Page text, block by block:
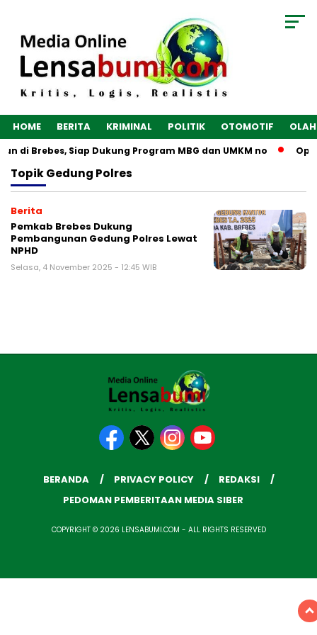
HOME BERITA KRIMINAL POLITIK OTOMOTIF
di Brebes, Siap Dukung Program MBG dan UMKM no
TopikGedung Polres
Berita
Pemkab Brebes Dukung
Pembangunan Gedung Polres Lewat
NPHD
Selasa, 4 November 2025 - 12:45 WIB
BERANDA PRIVACY POLICY
REDAKSI
PEDOMAN PEMBERITAAN MEDIA SIBER
COPYRIGHT © 2026 LENSABUMI.COM - ALL RIGHTS RESERVED